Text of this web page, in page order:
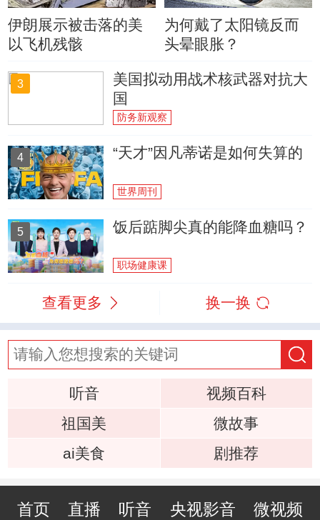
伊朗展示被击落的美
以飞机残骸
为何戴了太阳镜反而
头晕眼胀？
3
美国拟动用战术核武器对抗大
国
防务新观察
4 “天才”因凡蒂诺是如何失算的
世界周刊
5 饭后踮脚尖真的能降血糖吗？
职场健康课
查看更多 换一换
听音
视频百科
祖国美
微故事
ai美食
剧推荐
首页 直播 听音 央视影音 微视频